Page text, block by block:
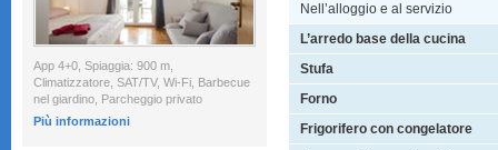
App 4+0, Spiaggia: 900 m,
Climatizzatore, SAT/TV, Wi-Fi, Barbecue
nel giardino, Parcheggio privato
Più informazioni
Nell’alloggio e al servizio
L’arredo base della cucina
Stufa
Forno
Frigorifero con congelatore